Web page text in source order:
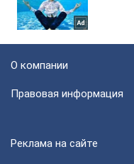
О компании
Правовая информация
Реклама на сайте